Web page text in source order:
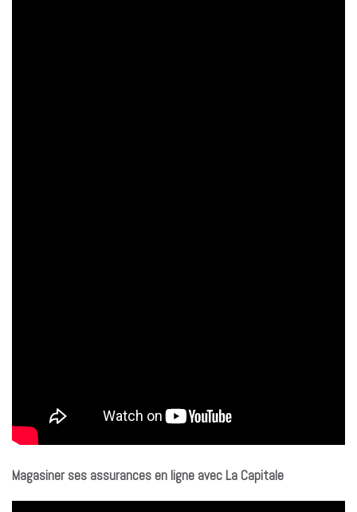
Magasiner ses assurances en ligne avec La Capitale